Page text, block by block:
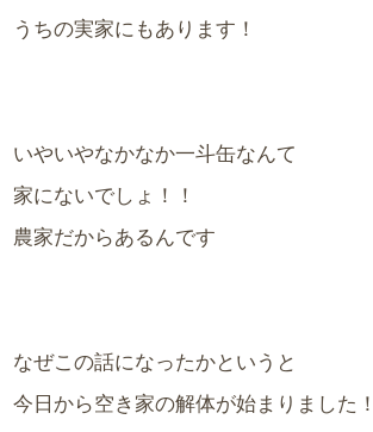
うちの実家にもあります！
いやいやなかなか一斗缶なんて
家にないでしょ！！
農家だからあるんです
なぜこの話になったかというと
今日から空き家の解体が始まりました！